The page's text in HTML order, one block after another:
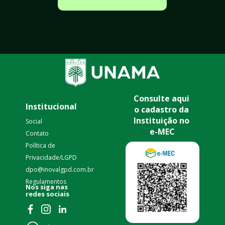
Nos siga nas
redes sociais
Social
Contato
Política de
Privacidade/LGPD
dpo@inovalgpd.com.br
Regulamentos
Institucional
Consulte aqui
o cadastro da
Instituição no
e-MEC